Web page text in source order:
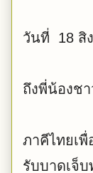
วันที่ 18 สิ
ถึงพี่น้องช
ภาคีไทยเ
รับบาดเจ็